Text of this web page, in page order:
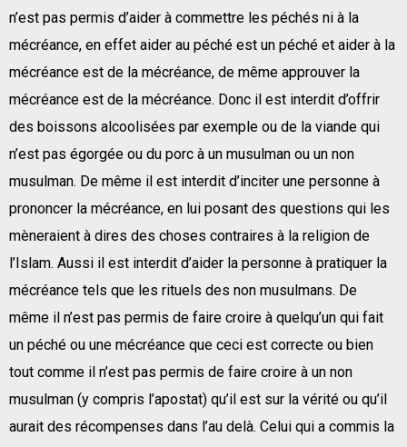
n’est pas permis d’aider à commettre les péchés ni à la
mécréance, en effet aider au péché est un péché et aider à la
mécréance est de la mécréance, de même approuver la
mécréance est de la mécréance. Donc il est interdit d’offrir
des boissons alcoolisées par exemple ou de la viande qui
n’est pas égorgée ou du porc à un musulman ou un non
musulman. De même il est interdit d’inciter une personne à
prononcer la mécréance, en lui posant des questions qui les
mèneraient à dires des choses contraires à la religion de
l’Islam. Aussi il est interdit d’aider la personne à pratiquer la
mécréance tels que les rituels des non musulmans. De
même il n’est pas permis de faire croire à quelqu’un qui fait
un péché ou une mécréance que ceci est correcte ou bien
tout comme il n’est pas permis de faire croire à un non
musulman (y compris l’apostat) qu’il est sur la vérité ou qu’il
aurait des récompenses dans l’au delà. Celui qui a commis la